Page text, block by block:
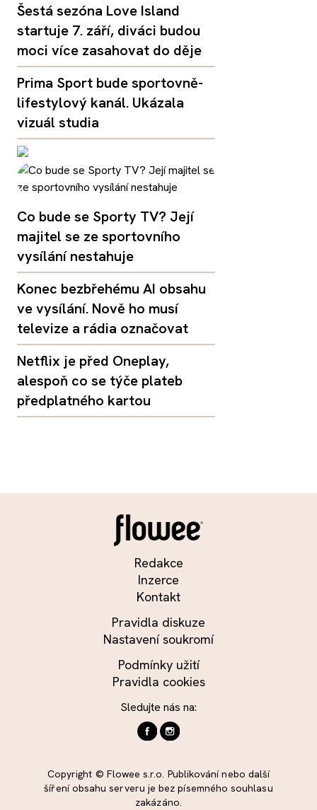
Šestá sezóna Love Island
startuje 7. září, diváci budou
moci více zasahovat do děje
Prima Sport bude sportovně-
lifestylový kanál. Ukázala
vizuál studia
Co bude se Sporty TV? Její
majitel se ze sportovního
vysílání nestahuje
Konec bezbřehému AI obsahu
ve vysílání. Nově ho musí
televize a rádia označovat
Netflix je před Oneplay,
alespoň co se týče plateb
předplatného kartou
Redakce
Inzerce
Kontakt
Pravidla diskuze
Nastavení soukromí
Podmínky užití
Pravidla cookies
Sledujte nás na:
Copyright © Flowee s.r.o. Publikování nebo další
šíření obsahu serveru je bez písemného souhlasu
zakázáno.